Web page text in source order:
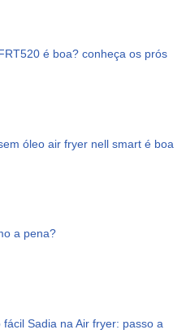
é boa? conheça os prós
óleo air fryer nell smart é boa
a pena?
Sadia na Air fryer: passo a